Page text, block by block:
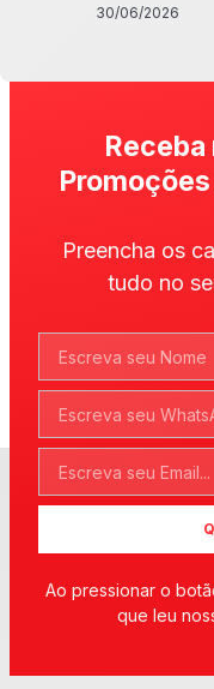
30/06/2026
Preencha os
tudo no
Ao pressionar o
que leu